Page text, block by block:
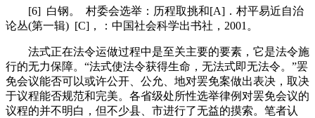
[6] 白钢。 村委会选举：历程取挑和[A]．村平易近自治
论丛(第一辑) [C]，：中国社会科学出书社，2001。
法式正在法令运做过程中是至关主要的要素，它是法令施
行的无力保障。“法式使法令获得生命，无法式即无法令。”罢
免会议能否可以或许公开、公允、地对罢免案做出表决，取决
于议程能否规范和完美。各省级处所性选举律例对罢免会议的
议程的并不明白，但不少县、市进行了无益的摸索。笔者认